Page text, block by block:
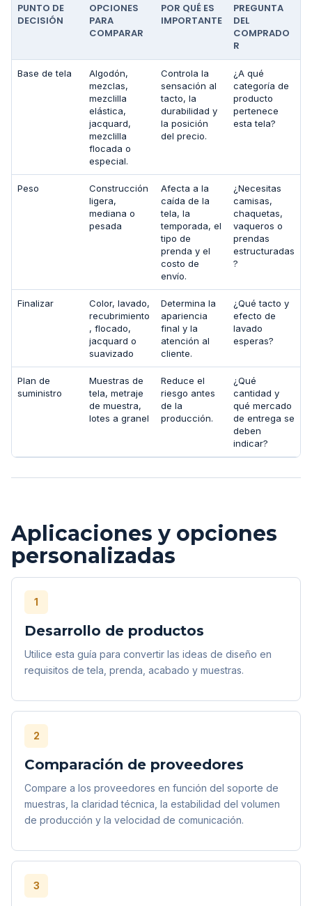
PUNTO DE
DECISIÓN
OPCIONES
PARA
COMPARAR
POR QUÉ ES
IMPORTANTE
PREGUNTA
DEL
COMPRADO
R
Base de tela
Algodón,
mezclas,
mezclilla
elástica,
jacquard,
mezclilla
flocada o
especial.
Controla la
sensación al
tacto, la
durabilidad y
la posición
del precio.
¿A qué
categoría de
producto
pertenece
esta tela?
Peso
Construcción
ligera,
mediana o
pesada
Afecta a la
caída de la
tela, la
temporada, el
tipo de
prenda y el
costo de
envío.
¿Necesitas
camisas,
chaquetas,
vaqueros o
prendas
estructuradas
?
Finalizar
Color, lavado,
recubrimiento
, flocado,
jacquard o
suavizado
Determina la
apariencia
final y la
atención al
cliente.
¿Qué tacto y
efecto de
lavado
esperas?
Plan de
suministro
Muestras de
tela, metraje
de muestra,
lotes a granel
Reduce el
riesgo antes
de la
producción.
¿Qué
cantidad y
qué mercado
de entrega se
deben
indicar?
Aplicaciones y opciones
personalizadas
1
Desarrollo de productos
Utilice esta guía para convertir las ideas de diseño en
requisitos de tela, prenda, acabado y muestras.
2
Comparación de proveedores
Compare a los proveedores en función del soporte de
muestras, la claridad técnica, la estabilidad del volumen
de producción y la velocidad de comunicación.
3